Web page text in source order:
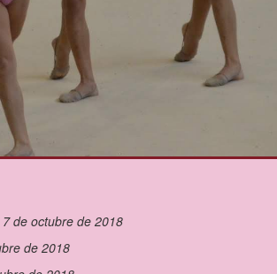
de octubre de 2018
de 2018